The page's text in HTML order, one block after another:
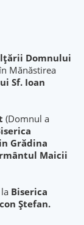
Domnului
Mănăstirea
Sf. Ioan
(Domnul a
Grădina
Maicii
Biserica
Ștefan.